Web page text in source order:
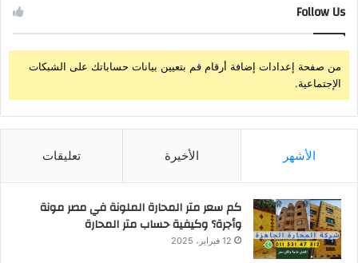
Follow Us
من صفحة إعدادات إضافة أرقام قم بتعيين بيانات حساباتك على الشبكات
الإجتماعية.
الأشهر الأخيرة تعليقات
كم سعر متر المحارة الملونة في مصر مونة
وأجرة؟ وكيفية حساب متر المحارة
12 فبراير، 2025